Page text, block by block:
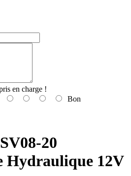
en charge !
Bon
20
Hydraulique 12V